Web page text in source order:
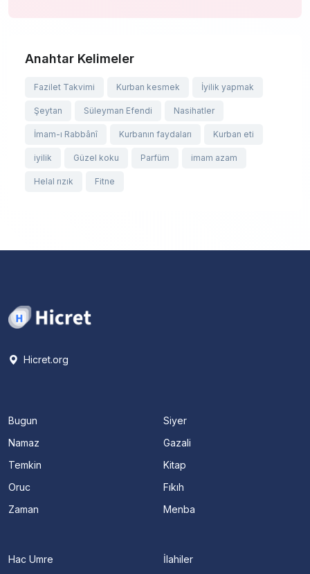
Anahtar Kelimeler
Fazilet Takvimi Kurban kesmek İyilik yapmak
Şeytan Süleyman Efendi Nasihatler
İmam-ı Rabbânî Kurbanın faydaları Kurban eti
iyilik Güzel koku Parfüm imam azam
Helal rızık Fitne
Hicret.org
Bugun
Namaz
Temkin
Oruc
Zaman
Siyer
Gazali
Kitap
Fıkıh
Menba
Hac Umre İlahiler